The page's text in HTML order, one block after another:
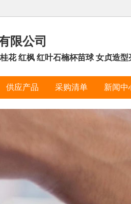
限公司
花 红枫 红叶石楠杯苗球 女贞造
供应产品 采购清单 新闻中